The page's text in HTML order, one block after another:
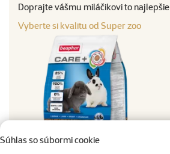
Súhlas so súbormi cookie
Doprajte vášmu miláčikovi to najlepšie
Vyberte si kvalitu od Super zoo